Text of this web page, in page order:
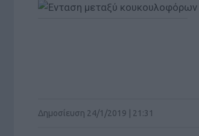
Δημοσίευση 24/1/2019 | 21:31